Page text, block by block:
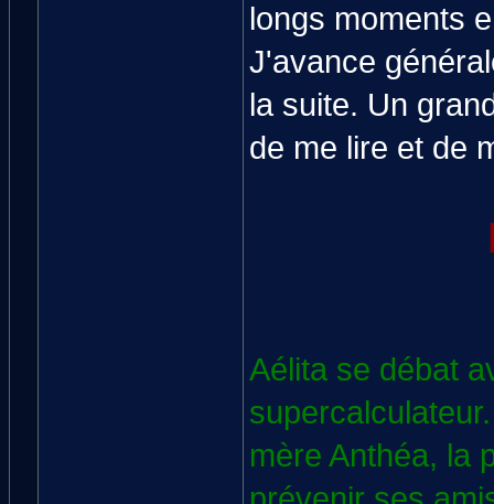
longs moments
J'avance
la suite. Un
de me lire et de
Aélita se débat
mère Anthéa, la